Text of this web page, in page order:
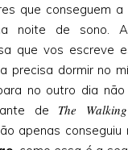
que conseguem a
noite de sono.
que vos escreve
precisa dormir no
no outro dia não
de The
apenas